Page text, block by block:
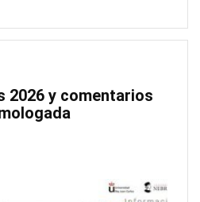
2026 y comentarios